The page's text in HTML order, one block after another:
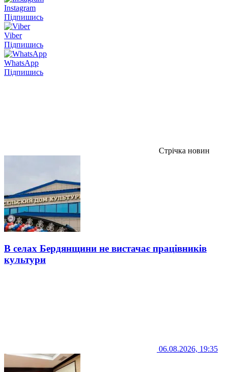
Instagram
Підпишись
Viber
Підпишись
WhatsApp
Підпишись
Стрічка новин
В селах Бердянщини не вистачає працівників
культури
06.08.2026, 19:35